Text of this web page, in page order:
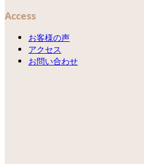
Access
お客様の声
アクセス
お問い合わせ